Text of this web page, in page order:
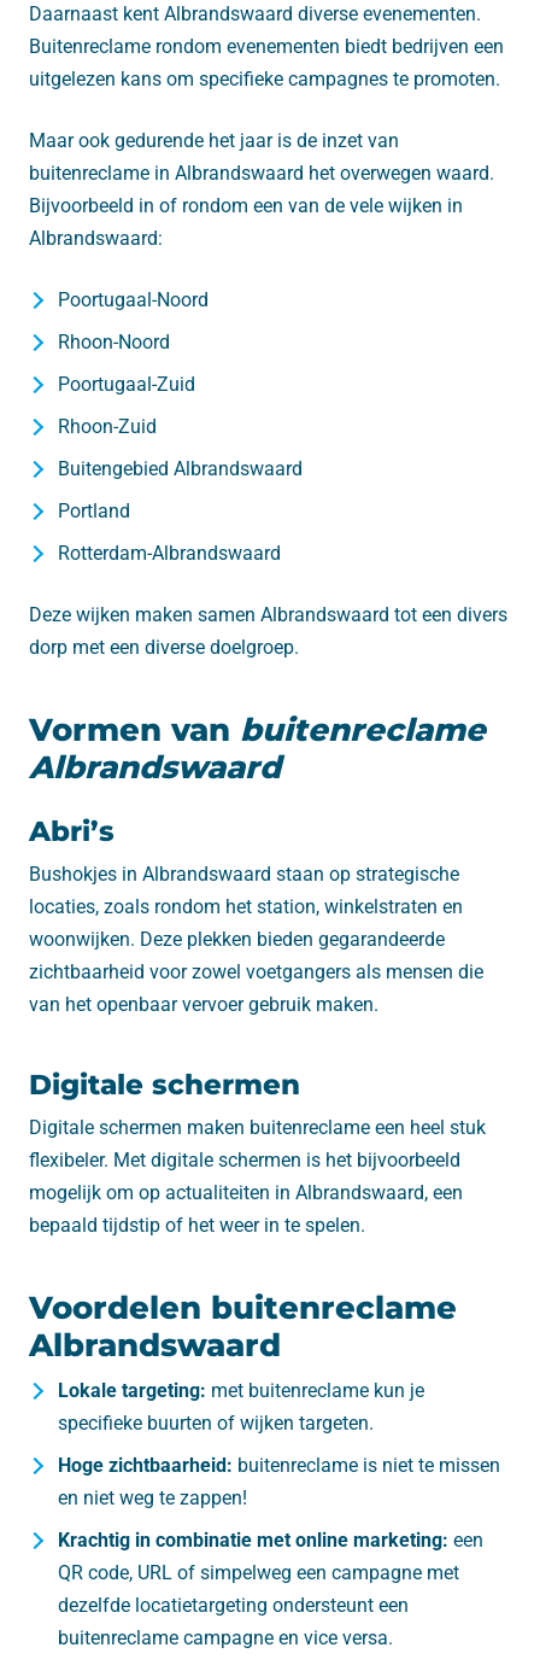
Daarnaast kent Albrandswaard diverse evenementen.
Buitenreclame rondom evenementen biedt bedrijven een
uitgelezen kans om specifieke campagnes te promoten.
Maar ook gedurende het jaar is de inzet van
buitenreclame in Albrandswaard het overwegen waard.
Bijvoorbeeld in of rondom een van de vele wijken in
Albrandswaard:
Poortugaal-Noord
Rhoon-Noord
Poortugaal-Zuid
Rhoon-Zuid
Buitengebied Albrandswaard
Portland
Rotterdam-Albrandswaard
Deze wijken maken samen Albrandswaard tot een divers
dorp met een diverse doelgroep.
Vormen van buitenreclame
Albrandswaard
Abri’s
Bushokjes in Albrandswaard staan op strategische
locaties, zoals rondom het station, winkelstraten en
woonwijken. Deze plekken bieden gegarandeerde
zichtbaarheid voor zowel voetgangers als mensen die
van het openbaar vervoer gebruik maken.
Digitale schermen
Digitale schermen maken buitenreclame een heel stuk
flexibeler. Met digitale schermen is het bijvoorbeeld
mogelijk om op actualiteiten in Albrandswaard, een
bepaald tijdstip of het weer in te spelen.
Voordelen buitenreclame
Albrandswaard
Lokale targeting: met buitenreclame kun je
specifieke buurten of wijken targeten.
Hoge zichtbaarheid: buitenreclame is niet te missen
en niet weg te zappen!
Krachtig in combinatie met online marketing: een
QR code, URL of simpelweg een campagne met
dezelfde locatietargeting ondersteunt een
buitenreclame campagne en vice versa.